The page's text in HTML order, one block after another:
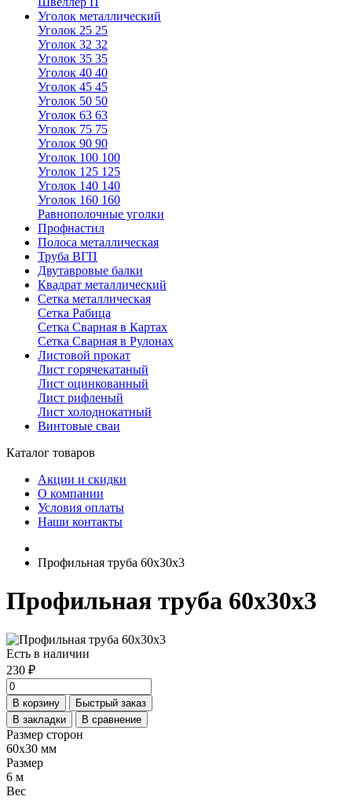
Уголок металлический
Уголок 25 25
Уголок 32 32
Уголок 35 35
Уголок 40 40
Уголок 45 45
Уголок 50 50
Уголок 63 63
Уголок 75 75
Уголок 90 90
Уголок 100 100
Уголок 125 125
Уголок 140 140
Уголок 160 160
Равнополочные уголки
Профнастил
Полоса металлическая
Труба ВГП
Двутавровые балки
Квадрат металлический
Сетка металлическая
Сетка Рабица
Сетка Сварная в Картах
Сетка Сварная в Рулонах
Листовой прокат
Лист горячекатаный
Лист оцинкованный
Лист рифленый
Лист холоднокатный
Винтовые сваи
Каталог товаров
Акции и скидки
О компании
Условия оплаты
Наши контакты
Профильная труба 60х30х3
Профильная труба 60х30х3
Есть в наличии
230 ₽
В корзину
Быстрый заказ
В закладки
В сравнение
Размер сторон
60х30 мм
Размер
6 м
Вес